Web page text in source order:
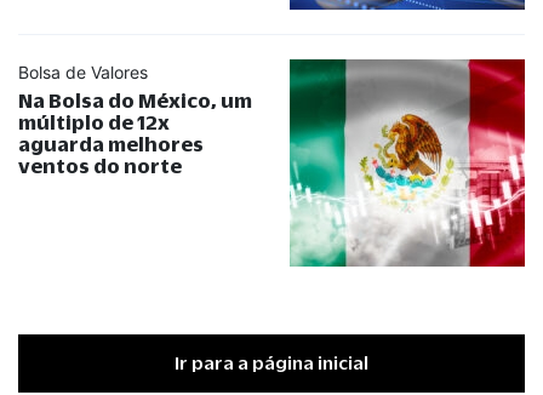
Bolsa de Valores
Na Bolsa do México, um
múltiplo de 12x
aguarda melhores
ventos do norte
Ir para a página inicial